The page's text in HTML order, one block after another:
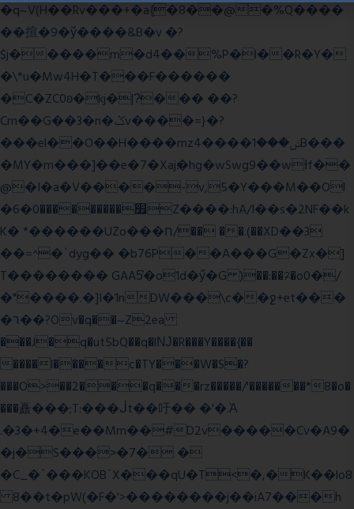
�q~V(H��Rv���+�a{�8��@�%Q����
��揎�9�ў����&B�v �?
$j�����m�d4��%P�l��R�Y�
�\*u�Mw4H�T���F������
�C�ZC0ʚ�kj�|?ͮ��� ��?
Cm��G��3�n�ݣv����=}�?
���el��O��H����mzݾ���1����4B���
�MY�m���]��e�7�Xaj׃�hg�wSwg9��wƗf��
@�I�a�V����-v,5�Y���M��Ol
�׿���������0�6Z����:hA/I��s�2NF��k
K� *������UZo���ח/�� ��.(��XD��3
��=^�`dyg�� �b76P��A���G�Zx�]
T�������� GAA5̔�o1d�ӳ�G )��:��ℱ�o0�/
�"����.�]I�1nDW���\c��ջ+et���
�ר��?Ov�q��~Z2ea
���J�q�ut5bQ��q�lǊ�R���Y����{��
����l����c�TY���W�S�?
���O>��2���q���rz�����/'�������*8�o�
���矗���;T:���ᒎt��吁�� �'�.Ὰ
.�3�+4�e��Mm��#D2v�����Cv�A9�
�j�S���>�7� �
�C_�`���KOB`X���qU�T<�,�K��lo8
8��t�pW(�F�'>��������j��iA7���h